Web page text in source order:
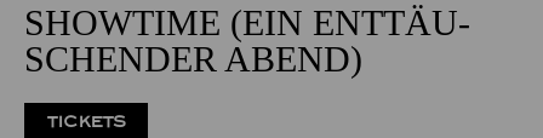
SHOW­TIME (EIN ENT­TÄU­
SCHEN­DER ABEND)
TICKETS